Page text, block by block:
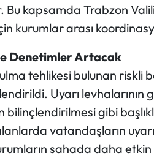
Bu kapsamda Trabzon
kurumlar arası
Denetimler Artacak
tehlikesi bulunan riskli
Uyarı levhalarının
bilinçlendirilmesi gibi
vatandaşların
sahada daha